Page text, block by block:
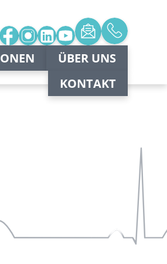
ÜBER UNS
KONTAKT